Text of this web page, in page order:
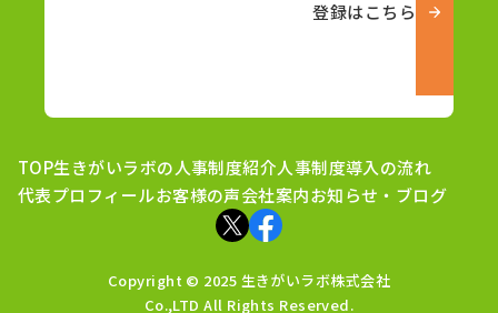
登録はこちら
TOP生きがいラボの人事制度紹介人事制度導入の流れ
代表プロフィールお客様の声会社案内お知らせ・ブログ
Copyright © 2025 生きがいラボ株式会社
Co.,LTD All Rights Reserved.